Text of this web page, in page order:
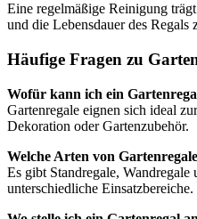
Eine regelmäßige Reinigung
und die Lebensdauer des Regals
Häufige Fragen zu
Wofür kann ich ein
Gartenregale eignen sich ideal
Dekoration oder Gartenzubehör.
Welche Arten von
Es gibt Standregale,
unterschiedliche Einsatzbereiche.